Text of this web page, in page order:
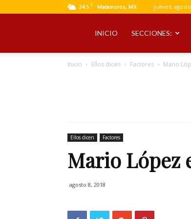
24.5 C Matamoros, MX jueves,
INICIO SECCIONES:
Inicio Ellos dicen Factores Mario
Ellos dicen Factores
Mario López
agosto 8, 2018